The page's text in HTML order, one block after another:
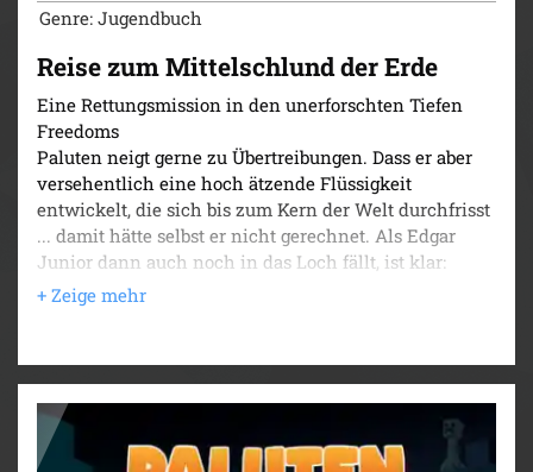
Genre: Jugendbuch
Reise zum Mittelschlund der Erde
Eine Rettungsmission in den unerforschten Tiefen
Freedoms
Paluten neigt gerne zu Übertreibungen. Dass er aber
versehentlich eine hoch ätzende Flüssigkeit
entwickelt, die sich bis zum Kern der Welt durchfrisst
... damit hätte selbst er nicht gerechnet. Als Edgar
Junior dann auch noch in das Loch fällt, ist klar:
Paluten und seine Freunde Edgar und Evil müssen
ihn retten. Bei ihrem Versuch, in unerforschte Tiefen
eine völlig neue Welt. Und die ist nicht unbewohnt.